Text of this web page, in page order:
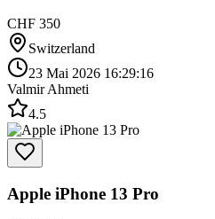
CHF 350
Switzerland
23 Mai 2026 16:29:16
Valmir Ahmeti
4.5
Apple iPhone 13 Pro